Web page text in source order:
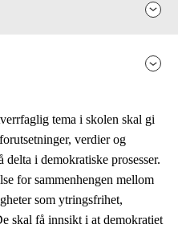
tema i skolen skal gi
verdier og
i demokratiske prosesser.
for sammenhengen mellom
som ytringsfrihet,
skal få innsikt i at demokratiet